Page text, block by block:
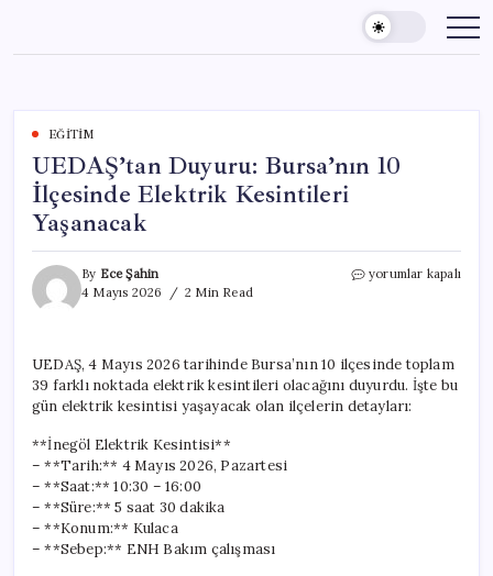
content
EĞITIM
UEDAŞ’tan Duyuru: Bursa’nın 10
İlçesinde Elektrik Kesintileri
Yaşanacak
By Ece Şahin
4 Mayıs 2026
2 Min Read
UEDAŞ’tan
Elektrik
Kesintileri
Yaşanacak
yorumlar kapalı
UEDAŞ, 4 Mayıs 2026 tarihinde Bursa’nın 10 ilçesinde toplam
39 farklı noktada elektrik kesintileri olacağını duyurdu. İşte bu
gün elektrik kesintisi yaşayacak olan ilçelerin detayları:
**İnegöl Elektrik Kesintisi**
– **Tarih:** 4 Mayıs 2026, Pazartesi
– **Saat:** 10:30 – 16:00
– **Süre:** 5 saat 30 dakika
– **Konum:** Kulaca
– **Sebep:** ENH Bakım çalışması